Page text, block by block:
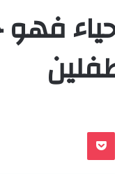
فهو
بوكيت